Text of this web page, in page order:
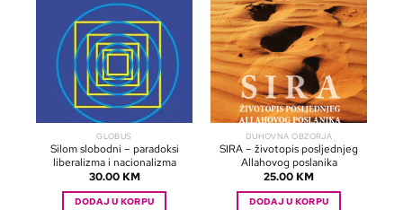
GLOBUS
Silom slobodni – paradoksi
liberalizma i nacionalizma
30.00 KM
DODAJ U KORPU
DUHOVNA OBZORJA
SIRA – životopis posljednjeg
Allahovog poslanika
25.00 KM
DODAJ U KORPU